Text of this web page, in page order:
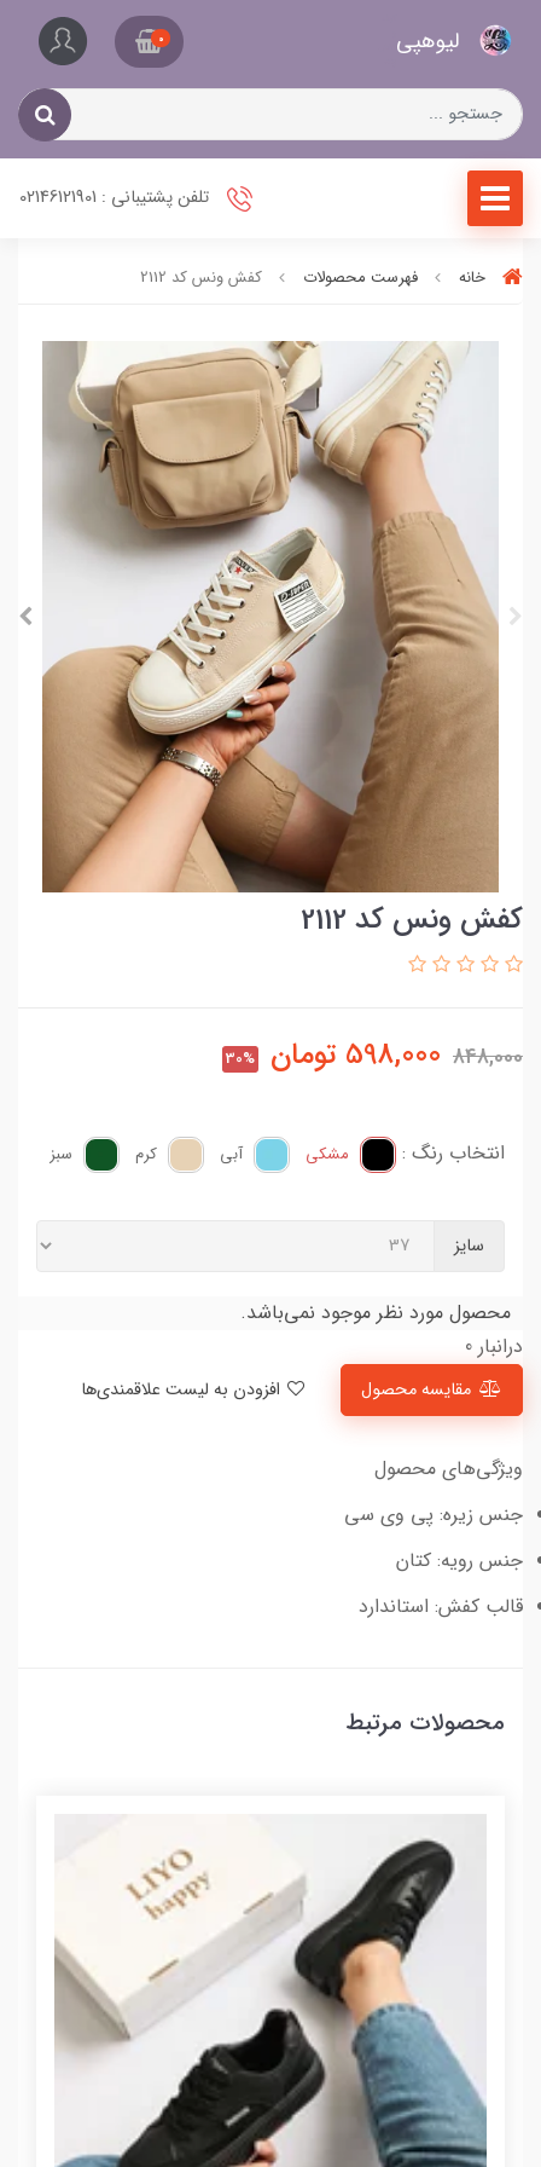
لیو‌هپی 0
تلفن پشتیبانی : 02146121901
خانه فهرست محصولات کفش ونس کد 2112
کفش ونس کد 2112
848,000
598,000 تومان 30%
انتخاب رنگ : مشکی آبی کرم سبز
سایز
محصول مورد نظر موجود نمی‌باشد.
درانبار 0
مقایسه محصول
ویژگی‌های محصول
جنس زیره: پی وی سی
جنس رویه: کتان
قالب کفش: استاندارد
محصولات مرتبط